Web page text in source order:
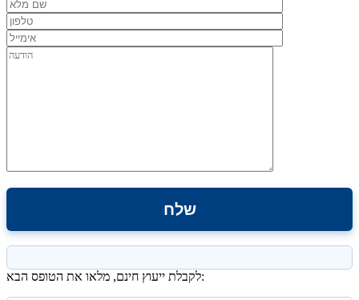
לקבלת ייעוץ חינם, מלאו את הטופס הבא: